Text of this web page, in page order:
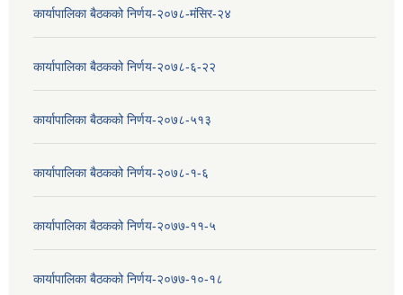
कार्यापालिका बैठकको निर्णय-२०७८-मंसिर-२४
कार्यापालिका बैठकको निर्णय-२०७८-६-२२
कार्यापालिका बैठकको निर्णय-२०७८-५१३
कार्यापालिका बैठकको निर्णय-२०७८-१-६
कार्यापालिका बैठकको निर्णय-२०७७-११-५
कार्यापालिका बैठकको निर्णय-२०७७-१०-१८